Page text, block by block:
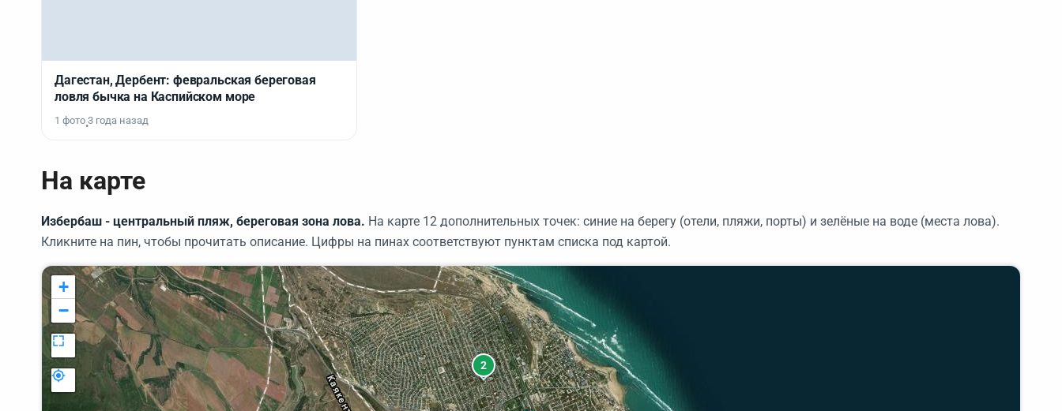
Дагестан, Дербент: февральская береговая
ловля бычка на Каспийском море
1 фото•3 года назад
На карте
Избербаш - центральный пляж, береговая зона лова. На карте 12 дополнительных точек: синие на берегу (отели, пляжи, порты) и зелёные на воде (места лова).
Кликните на пин, чтобы прочитать описание. Цифры на пинах соответствуют пунктам списка под картой.
2
4
+
−